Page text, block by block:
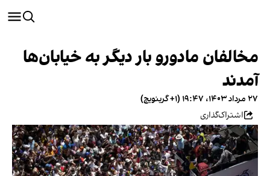
مخالفان مادورو بار دیگر به خیابان‌ها
آمدند
۲۷ مرداد ۱۴۰۳، ۱۹:۴۷ (‎+۱ گرینویچ)
اشتراک‌گذاری